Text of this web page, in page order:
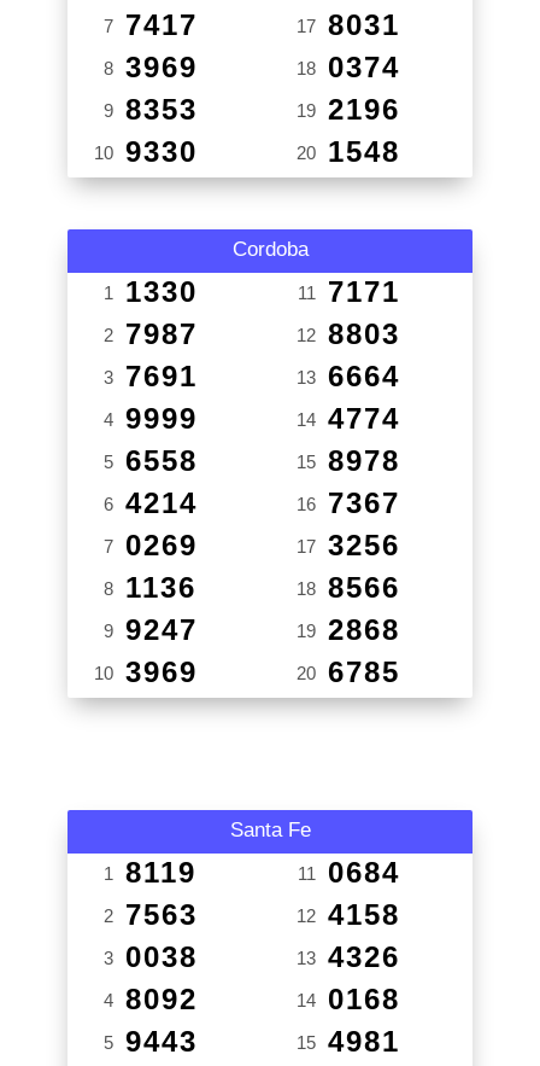
7 7417
8 3969
9 8353
10 9330
17 8031
18 0374
19 2196
20 1548
Cordoba
1 1330
2 7987
3 7691
4 9999
5 6558
6 4214
7 0269
8 1136
9 9247
10 3969
11 7171
12 8803
13 6664
14 4774
15 8978
16 7367
17 3256
18 8566
19 2868
20 6785
Santa Fe
1 8119
2 7563
3 0038
4 8092
5 9443
11 0684
12 4158
13 4326
14 0168
15 4981